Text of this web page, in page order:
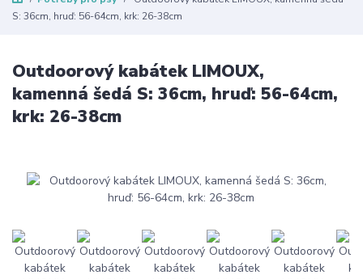
S: 36cm, hruď: 56-64cm, krk: 26-38cm
Outdoorový kabátek LIMOUX,
kamenná šedá S: 36cm, hruď: 56-64cm,
krk: 26-38cm